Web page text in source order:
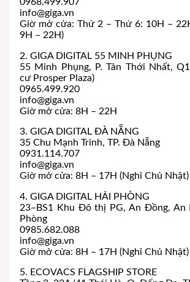
0968.499.907
info@giga.vn
Giờ mở cửa: Thứ 2 – Thứ 6: 10H –
9H – 22H)
2. GIGA DIGITAL 55 MINH PHỤNG
55 Minh Phụng, P. Tân Thới Nhất,
cư Prosper Plaza)
0965.499.920
info@giga.vn
Giờ mở cửa: 8H – 22H
3. GIGA DIGITAL ĐÀ NẴNG
35 Chu Mạnh Trinh, TP. Đà Nẵng
0931.114.707
info@giga.vn
Giờ mở cửa: 8H – 17H (Nghỉ Chủ Nhật)
4. GIGA DIGITAL HẢI PHÒNG
23–BS1 Khu Đô thị PG, An Đồng, An
Phòng
0985.682.088
info@giga.vn
Giờ mở cửa: 8H – 17H (Nghỉ Chủ Nhật)
5. ECOVACS FLAGSHIP STORE